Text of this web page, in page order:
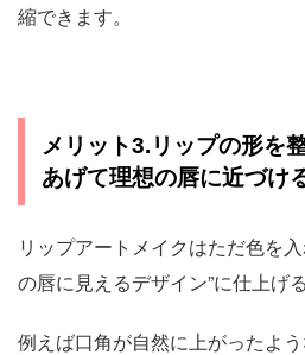
縮できます。
メリット3.リップの形を
あげて理想の唇に近づけ
リップアートメイクはただ色を
の唇に見えるデザイン”に仕上げ
例えば口角が自然に上がったよ